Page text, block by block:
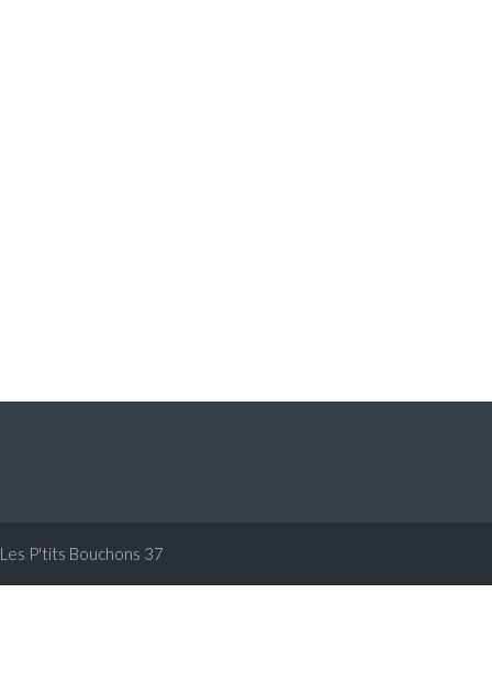
Les P'tits Bouchons 37